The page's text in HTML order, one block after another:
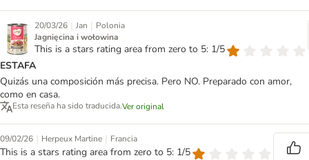
20/03/26 | Jan | Polonia
Jagnięcina i wołowina
This is a stars rating area from zero to 5: 1/5
ESTAFA
Quizás una composición más precisa. Pero NO. Preparado con amor,
como en casa.
Esta reseña ha sido traducida.Ver original
09/02/26 | Herpeux Martine | Francia
This is a stars rating area from zero to 5: 1/5